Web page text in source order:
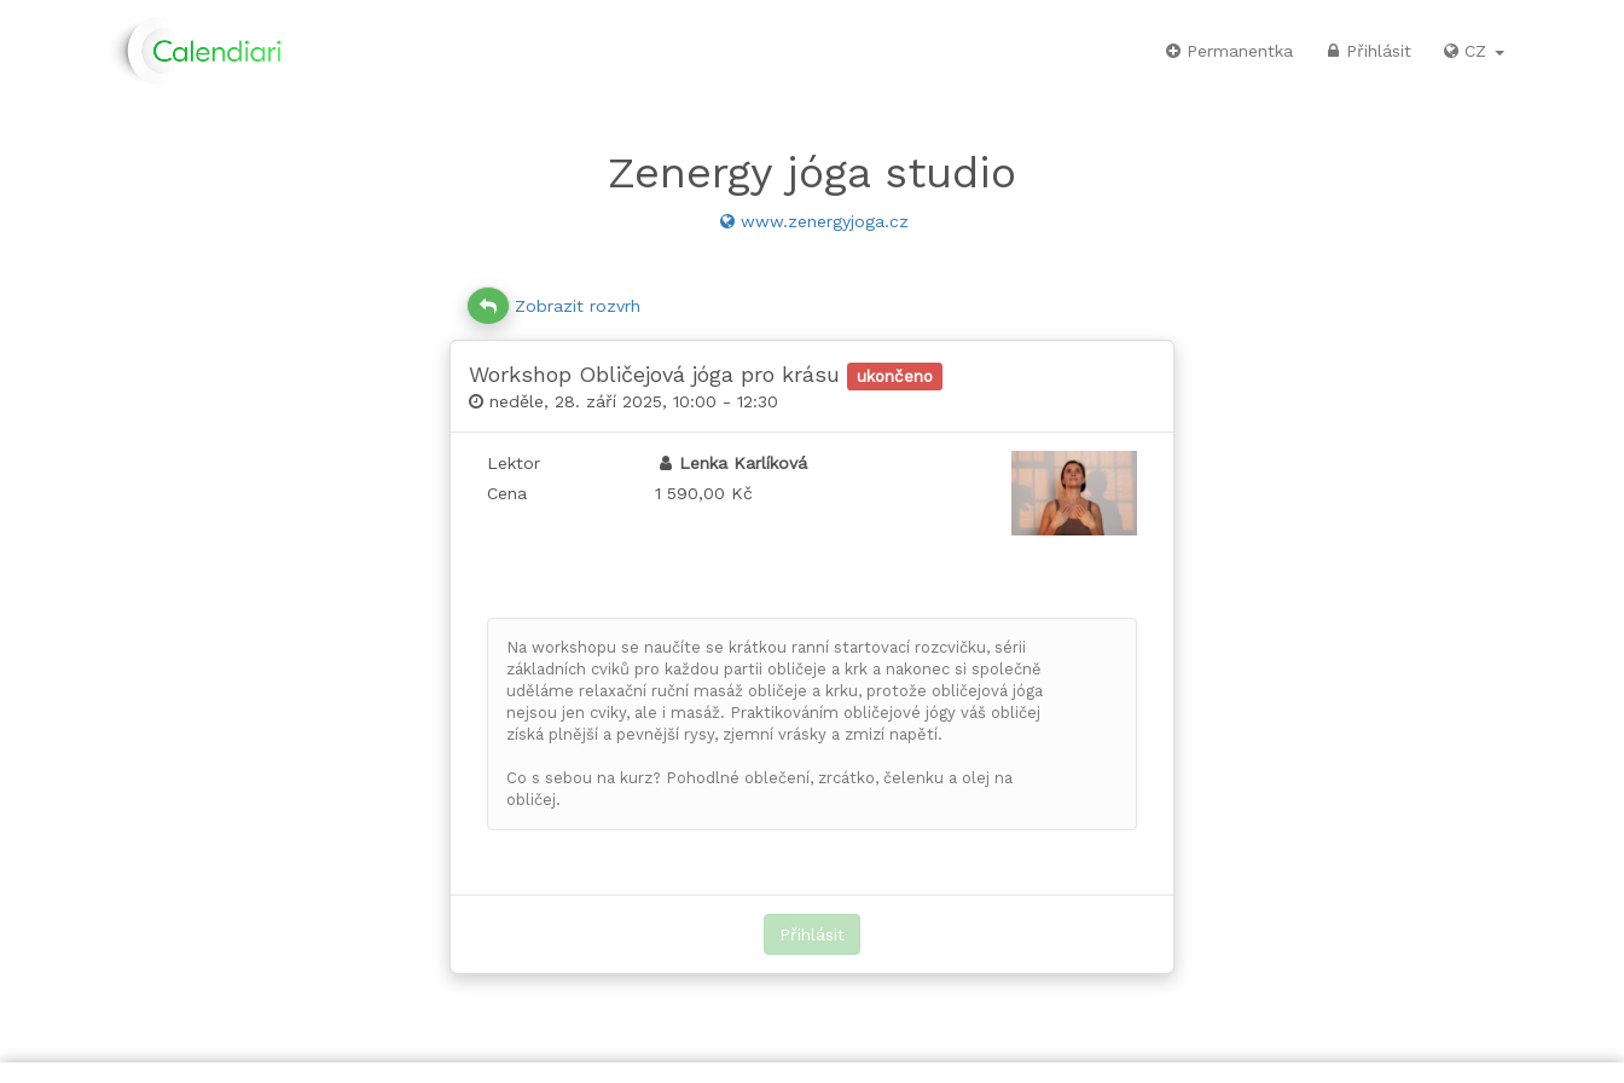
Permanentka Přihlásit CZ
Zenergy jóga studio
www.zenergyjoga.cz
Zobrazit rozvrh
Workshop Obličejová jóga pro krásu
ukončeno
neděle, 28. září 2025, 10:00 - 12:30
Lektor
Lenka Karlíková
Cena
1 590,00 Kč
Na workshopu se naučíte se krátkou ranní startovací rozcvičku, sérii
základních cviků pro každou partii obličeje a krk a nakonec si společně
uděláme relaxační ruční masáž obličeje a krku, protože obličejová jóga
nejsou jen cviky, ale i masáž. Praktikováním obličejové jógy váš obličej
získá plnější a pevnější rysy, zjemní vrásky a zmizí napětí.
Co s sebou na kurz? Pohodlné oblečení, zrcátko, čelenku a olej na
obličej.
Přihlásit